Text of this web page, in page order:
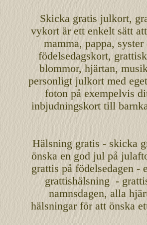
Skicka gratis julkort,
vykortär ett enkelt sätt
mamma, pappa, syster
födelsedagskort,
blommor, hjärtan,
personligt julkort med
foton på exempelvis
inbjudningskort till
Hälsning gratis - skicka
önska en god julpå
grattis på födelsedagen -
grattishälsning -
namnsdagen,alla
hälsningar för att önska